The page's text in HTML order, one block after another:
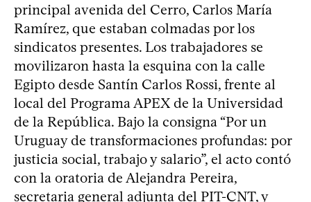
principal avenida del Cerro, Carlos María
Ramírez, que estaban colmadas por los
sindicatos presentes. Los trabajadores se
movilizaron hasta la esquina con la calle
Egipto desde Santín Carlos Rossi, frente al
local del Programa APEX de la Universidad
de la República. Bajo la consigna “Por un
Uruguay de transformaciones profundas: por
justicia social, trabajo y salario”, el acto contó
con la oratoria de Alejandra Pereira,
secretaria general adjunta del PIT-CNT, y